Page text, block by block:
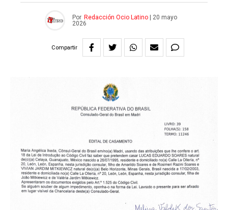
Por Redacción Ocio Latino|
20 mayo
2026
Compartir